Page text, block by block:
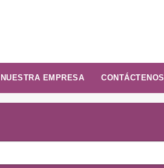
NUESTRA EMPRESA CONTÁCTENOS